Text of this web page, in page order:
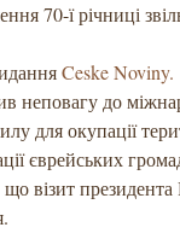
70-ї річниці
Ceske Noviny.
неповагу до
для окупації
єврейських
що візит